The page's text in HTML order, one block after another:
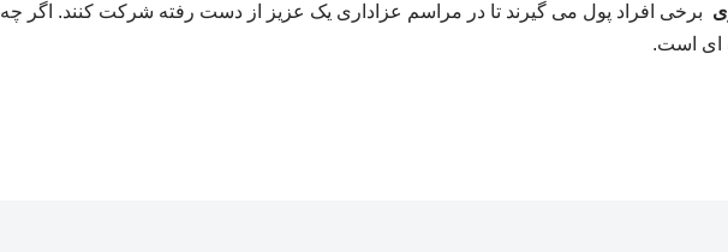
برخی افراد پول می گیرند تا در مراسم عزاداری یک عزیز از دست رفته شرکت کنند. اگر چه
ای است.